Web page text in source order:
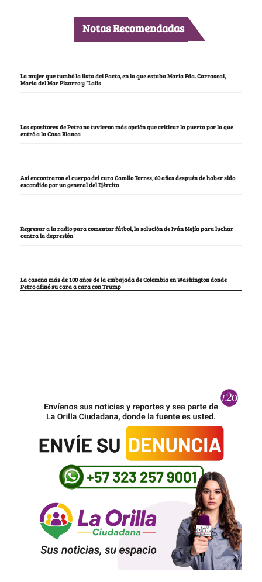
Notas Recomendadas
La mujer que tumbó la lista del Pacto, en la que estaba María Fda. Carrascal,
María del Mar Pizarro y “Lalis
Los opositores de Petro no tuvieron más opción que criticar la puerta por la que
entró a la Casa Blanca
Así encontraron el cuerpo del cura Camilo Torres, 60 años después de haber sido
escondido por un general del Ejército
Regresar a la radio para comentar fútbol, la solución de Iván Mejía para luchar
contra la depresión
La casona más de 100 años de la embajada de Colombia en Washington donde
Petro afinó su cara a cara con Trump